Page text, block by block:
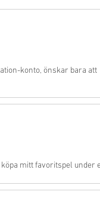
konto, önskar bara att
mitt favoritspel under